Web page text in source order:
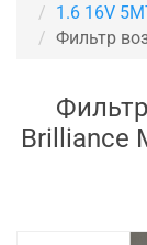
1.6 16V
Фильтр
Brilliance